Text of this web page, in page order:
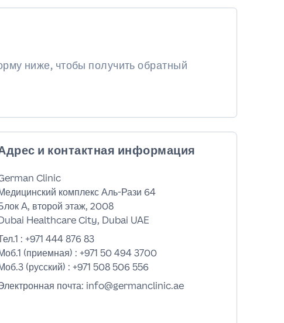
ниже, чтобы получить обратный
и контактная информация
Clinic
комплекс Аль-Рази 64
A, второй этаж, 2008
Healthcare City, Dubai UAE
:+971 444 876 83
(приемная) :+971 50 494 3700
(русский) :+971 508 506 556
почта: info@germanclinic.ae